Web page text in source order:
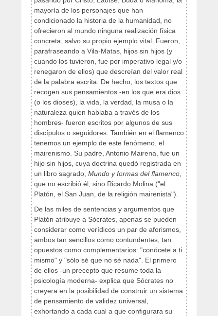
mayoría de los personajes que han
condicionado la historia de la humanidad, no
ofrecieron al mundo ninguna realización física
concreta, salvo su propio ejemplo vital. Fueron,
parafraseando a Vila-Matas, hijos sin hijos (y
cuando los tuvieron, fue por imperativo legal y/o
renegaron de ellos) que descreían del valor real
de la palabra escrita. De hecho, los textos que
recogen sus pensamientos -en los que era dios
(o los dioses), la vida, la verdad, la musa o la
naturaleza quien hablaba a través de los
hombres- fueron escritos por algunos de sus
discípulos o seguidores. También en el flamenco
tenemos un ejemplo de este fenómeno, el
mairenismo. Su padre, Antonio Mairena, fue un
hijo sin hijos, cuya doctrina quedó registrada en
un libro sagrado, Mundo y formas del flamenco
que no escribió él, sino Ricardo Molina ("el
Platón, el San Juan, de la religión mairenista").
De las miles de sentencias y argumentos que
Platón atribuye a Sócrates, apenas se pueden
considerar como verídicos un par de aforismos,
ambos tan sencillos como contundentes, tan
opuestos como complementarios: "conócete a ti
mismo" y "sólo sé que no sé nada". El primero
de ellos -un precepto que resume toda la
psicología moderna- explica que Sócrates no
creyera en la posibilidad de construir un sistema
de pensamiento de validez universal,
exhortando a cada cual a que configurara su